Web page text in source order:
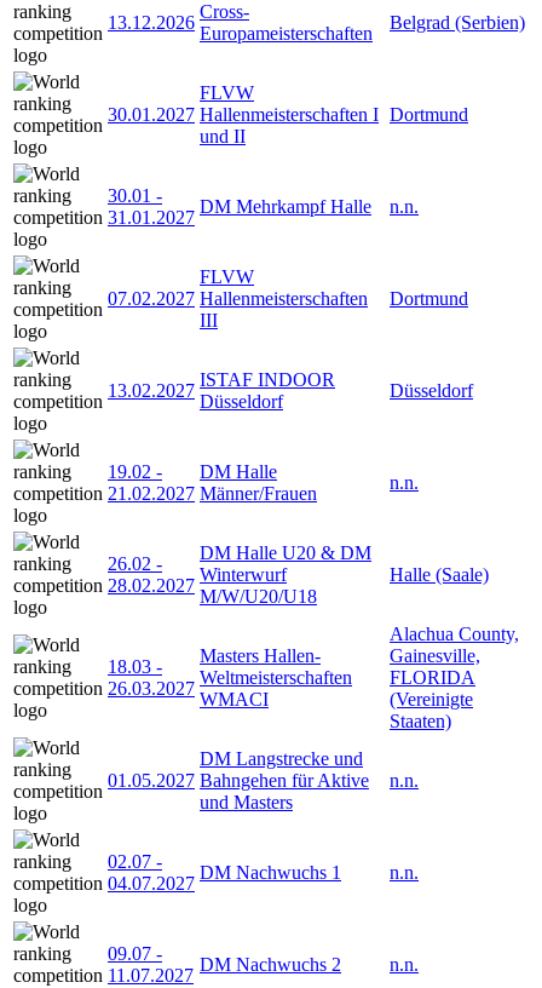
13.12.2026
Cross-
Europameisterschaften
Belgrad (Serbien)
30.01.2027
FLVW
Hallenmeisterschaften I
und II
Dortmund
30.01 -
31.01.2027
DM Mehrkampf Halle n.n.
07.02.2027
FLVW
Hallenmeisterschaften
III
Dortmund
13.02.2027
ISTAF INDOOR
Düsseldorf
Düsseldorf
19.02 -
21.02.2027
DM Halle
Männer/Frauen
n.n.
26.02 -
28.02.2027
DM Halle U20 & DM
Winterwurf
M/W/U20/U18
Halle (Saale)
18.03 -
26.03.2027
Masters Hallen-
Weltmeisterschaften
WMACI
Alachua County,
Gainesville,
FLORIDA
(Vereinigte
Staaten)
01.05.2027
DM Langstrecke und
Bahngehen für Aktive
und Masters
n.n.
02.07 -
04.07.2027
DM Nachwuchs 1 n.n.
09.07 -
11.07.2027
DM Nachwuchs 2 n.n.